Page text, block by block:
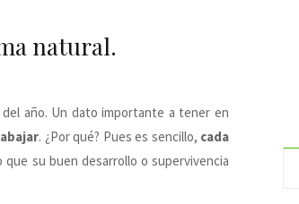
natural.
año. Un dato importante a tener en
. ¿Por qué? Pues es sencillo, cada
que su buen desarrollo o supervivencia